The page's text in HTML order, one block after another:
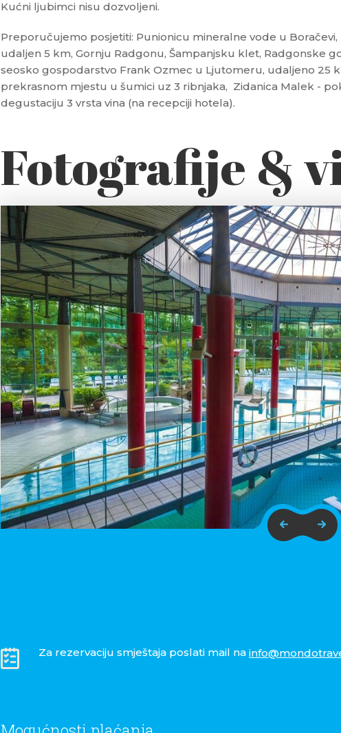
Kućni ljubimci nisu dozvoljeni.
Preporučujemo posjetiti: Punionicu mineralne vode u Boračevi,
udaljen 5 km, Gornju Radgonu, Šampanjsku klet, Radgonske
seosko gospodarstvo Frank Ozmec u Ljutomeru, udaljeno 25
prekrasnom mjestu u šumici uz 3 ribnjaka, Zidanica Malek -
degustaciju 3 vrsta vina (na recepciji hotela).
Fotografije &
Za rezervaciju smještaja poslati mail na